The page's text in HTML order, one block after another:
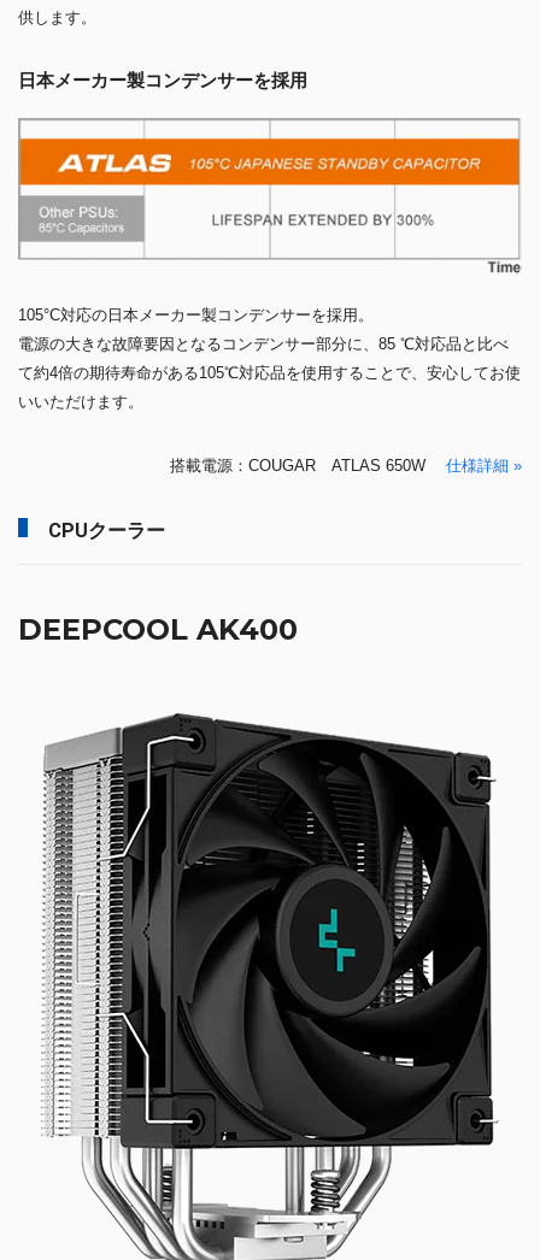
供します。
日本メーカー製コンデンサーを採用
105°C対応の日本メーカー製コンデンサーを採用。
電源の大きな故障要因となるコンデンサー部分に、85 ℃対応品と比べ
て約4倍の期待寿命がある105℃対応品を使用することで、安心してお使
いいただけます。
搭載電源：COUGAR ATLAS 650W 仕様詳細 »
CPUクーラー
DEEPCOOL AK400